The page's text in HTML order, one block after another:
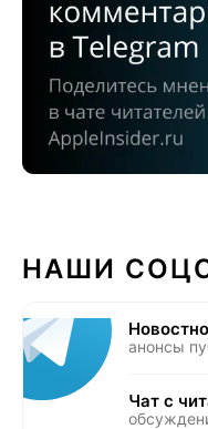
НАШИ
анонсы
Чат с